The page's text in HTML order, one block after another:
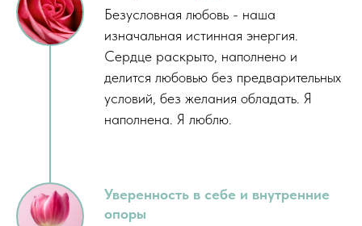
Безусловная любовь - наша
изначальная истинная энергия.
Сердце раскрыто, наполнено и
делится любовью без предварительных
условий, без желания обладать. Я
наполнена. Я люблю.
Уверенность в себе и внутренние
опоры